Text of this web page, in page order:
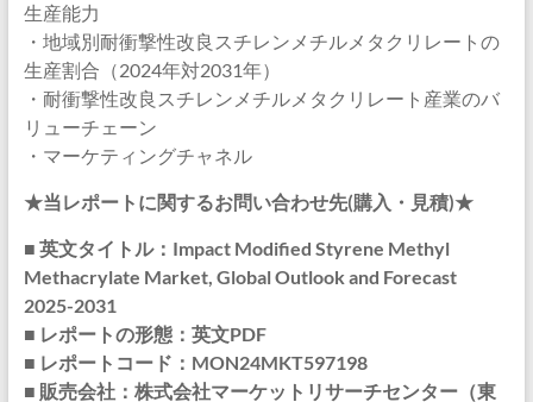
生産能力
・地域別耐衝撃性改良スチレンメチルメタクリレートの
生産割合（2024年対2031年）
・耐衝撃性改良スチレンメチルメタクリレート産業のバ
リューチェーン
・マーケティングチャネル
★当レポートに関するお問い合わせ先(購入・見積)★
■ 英文タイトル：Impact Modified Styrene Methyl
Methacrylate Market, Global Outlook and Forecast
2025-2031
■ レポートの形態：英文PDF
■ レポートコード：MON24MKT597198
■ 販売会社：株式会社マーケットリサーチセンター（東